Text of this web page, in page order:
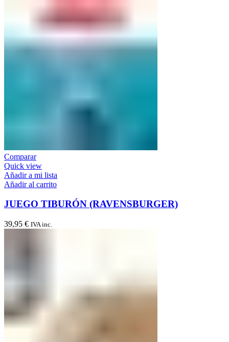
Comparar
Quick view
Añadir a mi lista
Añadir al carrito
JUEGO TIBURÓN (RAVENSBURGER)
39,95 € IVA inc.